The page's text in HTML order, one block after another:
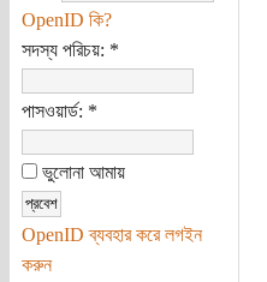
OpenID কি?
সদস্য পরিচয়: *
পাসওয়ার্ড: *
ভুলোনা আমায়
OpenID ব্যবহার করে লগইন
করুন